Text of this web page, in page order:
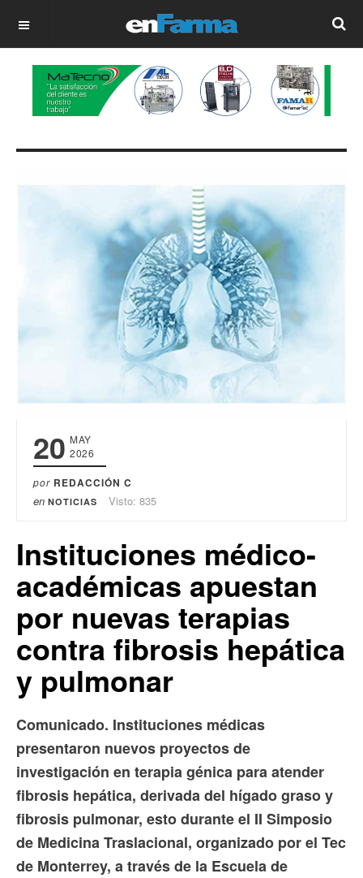
OFF CANVAS
20 MAY
2026
por REDACCIÓN C
en NOTICIAS Visto: 835
Instituciones médico-
académicas apuestan
por nuevas terapias
contra fibrosis hepática
y pulmonar
Comunicado. Instituciones médicas
presentaron nuevos proyectos de
investigación en terapia génica para atender
fibrosis hepática, derivada del hígado graso y
fibrosis pulmonar, esto durante el II Simposio
de Medicina Traslacional, organizado por el Tec
de Monterrey, a través de la Escuela de